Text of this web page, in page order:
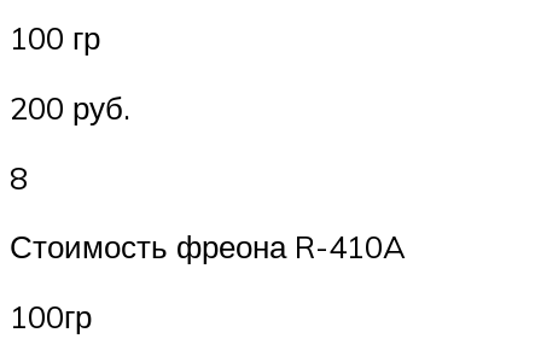
100 гр
200 руб.
8
Стоимость фреона R-410A
100гр